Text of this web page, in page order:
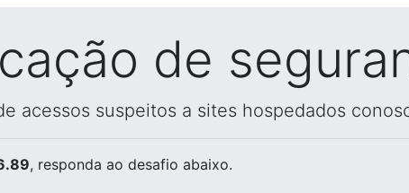
de
acessos suspeitos a sites hospedados
, responda ao desafio abaixo.